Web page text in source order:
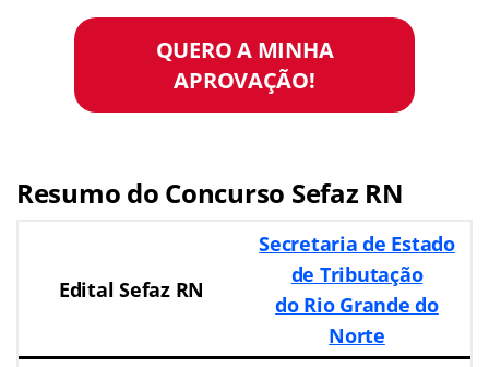
QUERO A MINHA
APROVAÇÃO!
Resumo do Concurso Sefaz RN
EditalSefaz RN
Secretaria de Estado
de Tributação
do Rio Grande do
Norte